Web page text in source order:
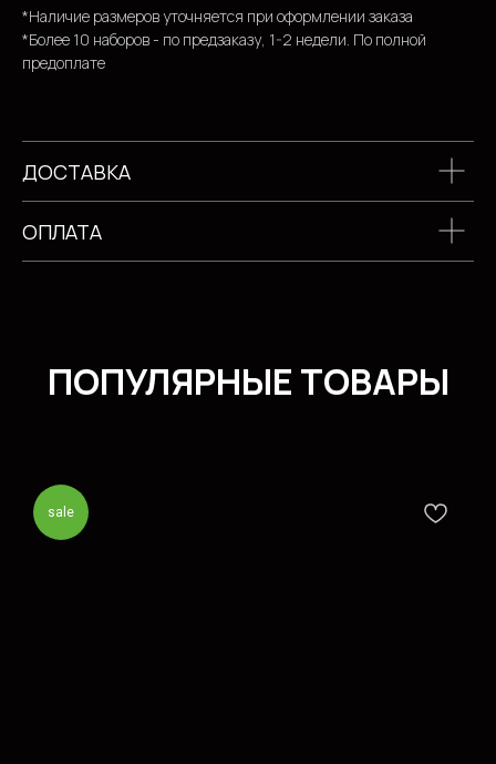
*Наличие размеров уточняется при оформлении заказа
*Более 10 наборов - по предзаказу, 1-2 недели. По полной
предоплате
ДОСТАВКА
ОПЛАТА
sale